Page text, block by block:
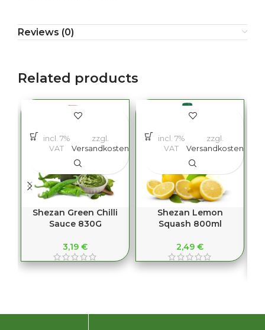
Reviews (0)
Related products
Shezan Green Chilli
Sauce 830G
3,19 €
incl. 7%
VAT
zzgl.
Versandkosten
Shezan Lemon
Squash 800ml
2,49 €
incl. 7%
VAT
zzgl.
Versandkosten